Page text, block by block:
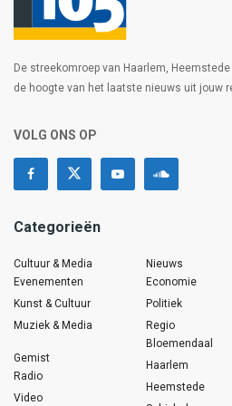
De streekomroep van Haarlem,
de hoogte van het laatste nieuws uit jouw
VOLG ONS OP
Categorieën
Cultuur & Media
Evenementen
Kunst & Cultuur
Muziek & Media
Gemist
Radio
Video
Nieuws
Economie
Politiek
Regio
Bloemendaal
Haarlem
Heemstede